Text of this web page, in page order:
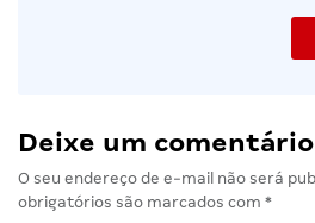
Deixe um comentário
O seu endereço de e-mail não será
obrigatórios são marcados com *